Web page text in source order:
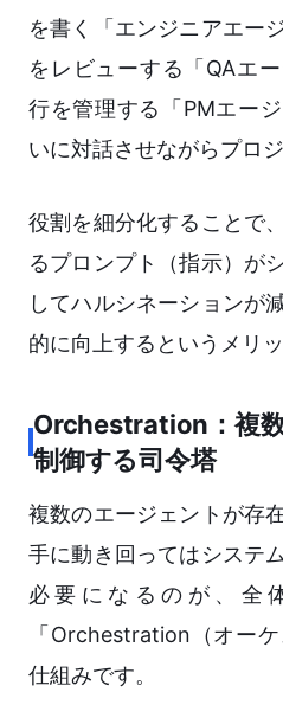
を書く「エンジニアエー
をレビューする「QAエ
行を管理する「PMエー
いに対話させながらプロ
役割を細分化することで
るプロンプト（指示）が
してハルシネーションが
的に向上するというメリ
Orchestration：複
制御する司令塔
複数のエージェントが存
手に動き回ってはシステ
必要になるのが、全
「Orchestration（オー
仕組みです。